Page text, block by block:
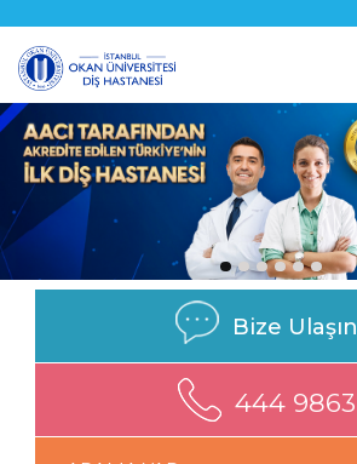
Bize Ulaşın
444 9863